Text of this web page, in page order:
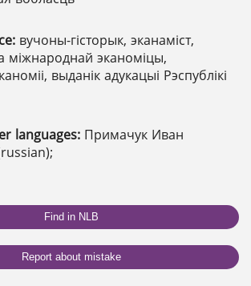
вучоны-гісторык, эканаміст,
міжнароднай эканоміцы,
выданік адукацыі Рэспублікі
languages: Примачук Иван
Find in NLB
Report about mistake